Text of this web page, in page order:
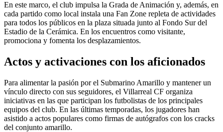
En este marco, el club impulsa la Grada de Animación y, además, en
cada partido como local instala una Fan Zone repleta de actividades
para todos los públicos en la plaza situada junto al Fondo Sur del
Estadio de la Cerámica. En los encuentros como visitante,
promociona y fomenta los desplazamientos.
Actos y activaciones con los aficionados
Para alimentar la pasión por el Submarino Amarillo y mantener un
vínculo directo con sus seguidores, el Villarreal CF organiza
iniciativas en las que participan los futbolistas de los principales
equipos del club. En las últimas temporadas, los jugadores han
asistido a actos populares como firmas de autógrafos con los cracks
del conjunto amarillo.